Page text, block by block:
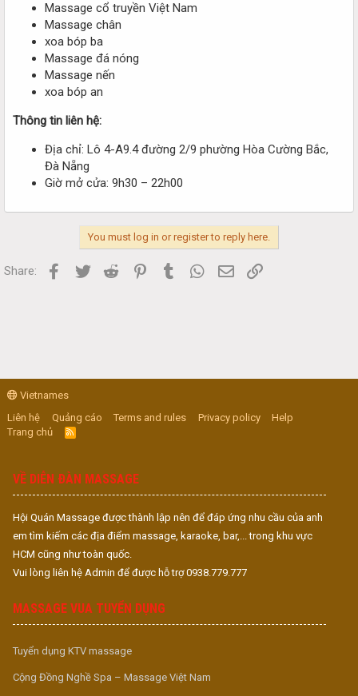
Massage cổ truyền Việt Nam
Massage chân
xoa bóp ba
Massage đá nóng
Massage nến
xoa bóp an
Thông tin liên hệ:
Địa chỉ: Lô 4-A9.4 đường 2/9 phường Hòa Cường Bắc,
Đà Nẵng
Giờ mở cửa: 9h30 – 22h00
You must log in or register to reply here.
Share: Facebook
Twitter Reddit PinterestTumblr WhatsApp
Email
Vietnames
Liên hệ
Quảng cáo Terms and rules Privacy policy
Help
Trang chủ
R
S
VỀ DIỄN ĐÀN MASSAGE
Hội Quán Massage được thành lập nên để đáp ứng nhu cầu của anh
em tìm kiếm các địa điểm massage, karaoke, bar,... trong khu vực
HCM cũng như toàn quốc.
Vui lòng liên hệ Admin để được hỗ trợ 0938.779.777
MASSAGE VUA TUYỂN DỤNG
Tuyển dụng KTV massage
Cộng Đồng Nghề Spa – Massage Việt Nam